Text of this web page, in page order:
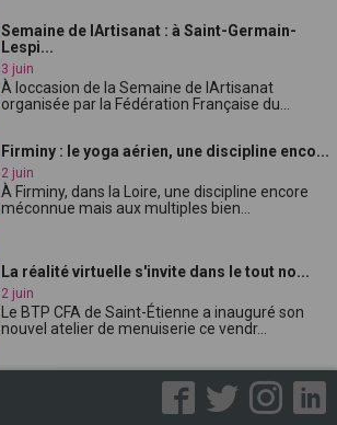
Semaine de lArtisanat : à Saint-Germain-
Lespi...
3 juin
À loccasion de la Semaine de lArtisanat
organisée par la Fédération Française du...
Firminy : le yoga aérien, une discipline enco...
2 juin
À Firminy, dans la Loire, une discipline encore
méconnue mais aux multiples bien...
La réalité virtuelle s'invite dans le tout no...
2 juin
Le BTP CFA de Saint-Étienne a inauguré son
nouvel atelier de menuiserie ce vendr...
" Permis pour la vie " : près de 290 écoliers...